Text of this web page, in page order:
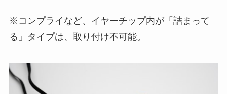
※コンプライなど、イヤーチップ内が「詰まって
る」タイプは、取り付け不可能。